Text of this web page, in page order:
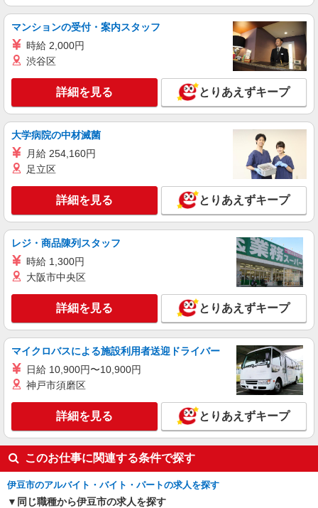
マンションの受付・案内スタッフ
時給 2,000円
渋谷区
詳細を見る とりあえずキープ
大学病院の中材滅菌
月給 254,160円
足立区
詳細を見る とりあえずキープ
レジ・商品陳列スタッフ
時給 1,300円
大阪市中央区
詳細を見る とりあえずキープ
マイクロバスによる施設利用者送迎ドライバー
日給 10,900円〜10,900円
神戸市須磨区
詳細を見る とりあえずキープ
このお仕事に関連する条件で探す
伊豆市のアルバイト・バイト・パートの求人を探す
同じ職種から伊豆市の求人を探す